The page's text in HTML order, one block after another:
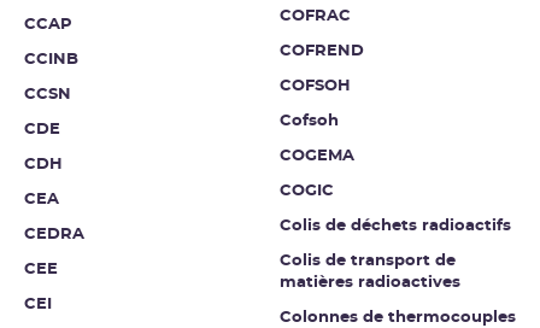
CCAP
CCINB
CCSN
CDE
CDH
CEA
CEDRA
CEE
CEI
COFRAC
COFREND
COFSOH
Cofsoh
COGEMA
COGIC
Colis de déchets radioactifs
Colis de transport de
matières radioactives
Colonnes de thermocouples